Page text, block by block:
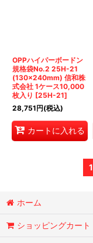
OPPハイパーボードン
規格袋No.2 25H-21
(130×240mm) 信和株
式会社 1ケース10,000
枚入り [25H-21]
28,751円(税込)
カートに入れる
1
ホーム
ショッピングカート